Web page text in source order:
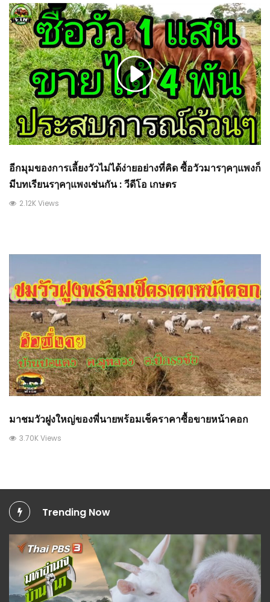
อีกมุมของการเลี้ยงวัวไม่ได้ง่ายอย่างที่คิด ซื้อวัวมารๅคๅแพงก็
มีบทเรียนรๅคๅแพงเช่นกัน : วีดีโอ เกษตร
2.12K Views
มาชมวัวฝูง​ใหญ่ของพี่นายพร้อมเช็คราคาซื้อขายหน้าคอก
3.70K Views
Trending Now